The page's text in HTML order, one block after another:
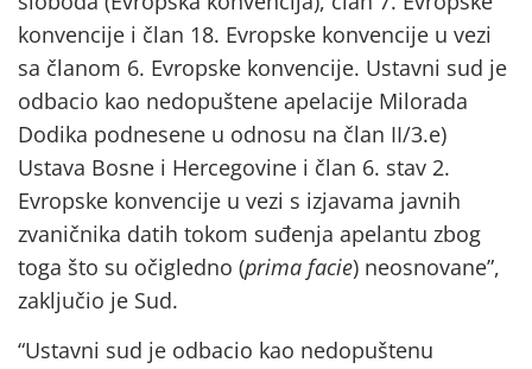
konvencije i član 18. Evropske konvencije u vezi
sa članom 6. Evropske konvencije. Ustavni sud je
odbacio kao nedopuštene apelacije Milorada
Dodika podnesene u odnosu na član II/3.e)
Ustava Bosne i Hercegovine i član 6. stav 2.
Evropske konvencije u vezi s izjavama javnih
zvaničnika datih tokom suđenja apelantu zbog
toga što su očigledno (prima facie) neosnovane”,
zaključio je Sud.
“Ustavni sud je odbacio kao nedopuštenu